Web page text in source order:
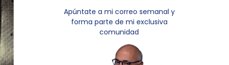
Apúntate a mi correo semanal y
forma parte de mi exclusiva
comunidad